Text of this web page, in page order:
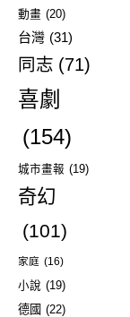
動畫 (20)
台灣 (31)
同志 (71)
喜劇
(154)
城市畫報 (19)
奇幻
(101)
家庭 (16)
小說 (19)
德國 (22)